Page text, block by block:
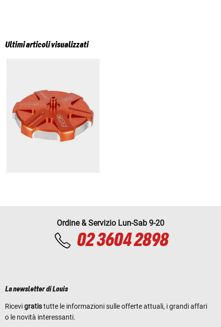
Ultimi articoli visualizzati
Ordine & Servizio Lun-Sab 9-20
02 3604 2898
La newsletter di Louis
Ricevigratistutte le informazioni sulle offerte attuali, i grandi affari
o le novità interessanti.